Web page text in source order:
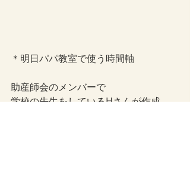
＊明日パパ教室で使う時間軸
助産師会のメンバーで
学校の先生をしているHさんが作成。